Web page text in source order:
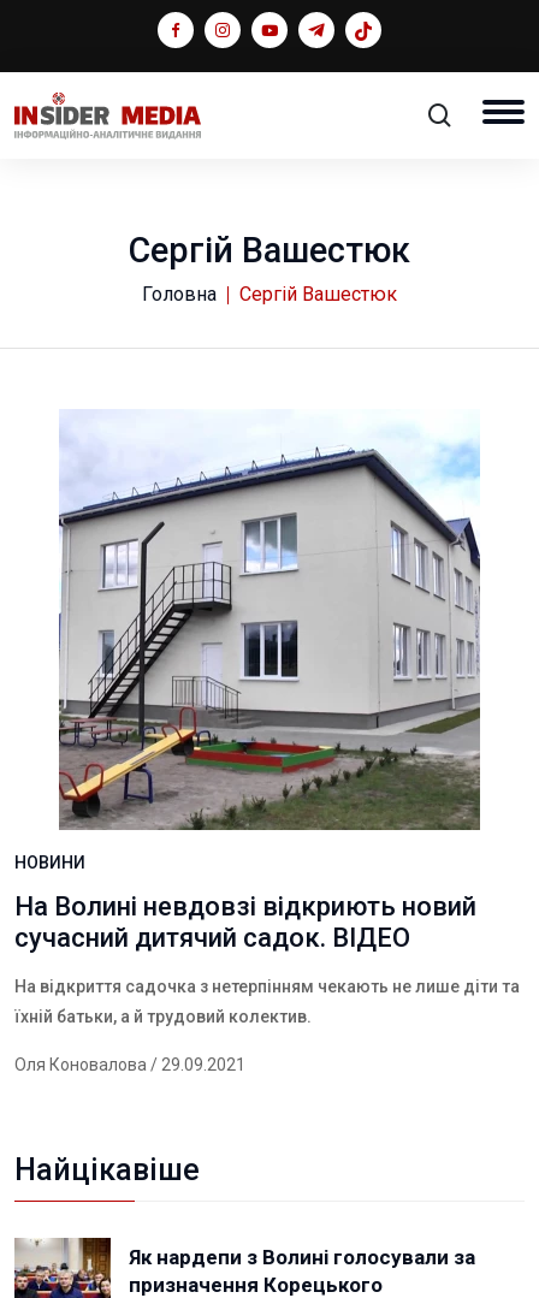
Сергій Вашестюк
Головна Сергій Вашестюк
НОВИНИ
На Волині невдовзі відкриють новий
сучасний дитячий садок. ВІДЕО
На відкриття садочка з нетерпінням чекають не лише діти та
їхній батьки, а й трудовий колектив.
Оля Коновалова / 29.09.2021
Найцікавіше
Як нардепи з Волині голосували за
призначення Корецького